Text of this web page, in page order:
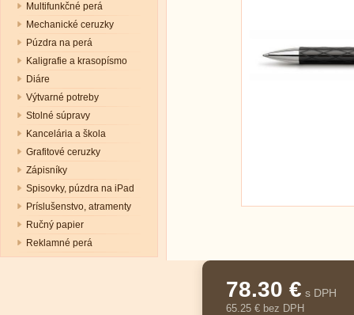
Multifunkčné perá
Mechanické ceruzky
Púzdra na perá
Kaligrafie a krasopísmo
Diáre
Výtvarné potreby
Stolné súpravy
Kancelária a škola
Grafitové ceruzky
Zápisníky
Spisovky, púzdra na iPad
Príslušenstvo, atramenty
Ručný papier
Reklamné perá
78.30 € s DPH
65.25 € bez DPH